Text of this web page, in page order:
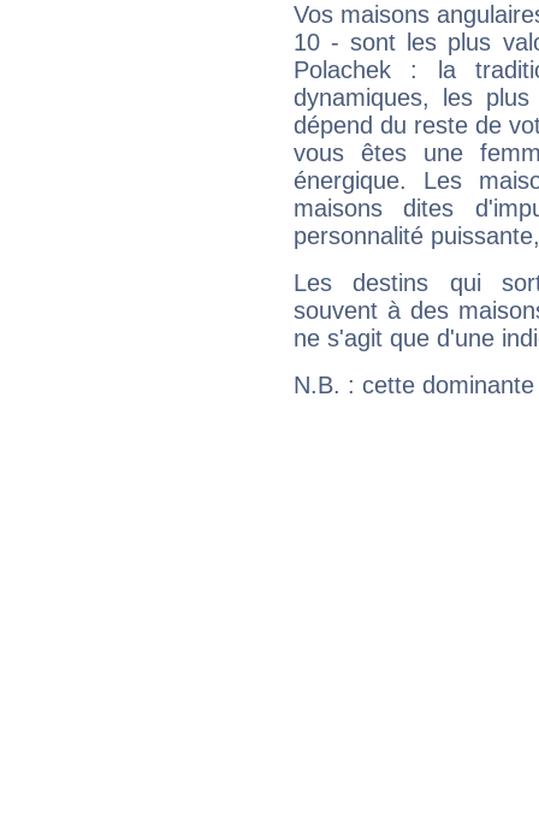
Vos maisons
10 - sont les plus
Polachek : la
dynamiques, les
dépend du reste de
vous êtes une
énergique. Les
maisons dites
personnalité
Les destins qui
souvent à des
ne s'agit que d'une
N.B. : cette